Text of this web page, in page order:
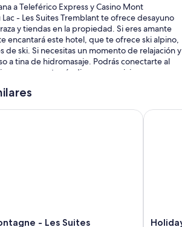
a Teleférico Express y Casino Mont
- Les Suites Tremblant te ofrece desayuno
y tiendas en la propiedad. Si eres amante
encantará este hotel, que te ofrece ski alpino,
de ski. Si necesitas un momento de relajación y
a tina de hidromasaje. Podrás conectarte al
y encontrarás diversos servicios, como
servicios:
y la ubicación
- Les Suites
- Les Suites Tremblant
Holiday
Holiday